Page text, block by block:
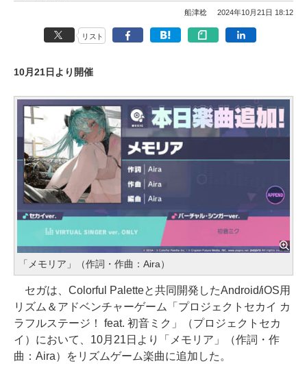
船津稔 2024年10月21日 18:12
リスト
10月21日より開催
「メモリア」（作詞・作曲：Aira）
セガは、Colorful Paletteと共同開発したAndroid/iOS用
リズム＆アドベンチャーゲーム「プロジェクトセカイ カ
ラフルステージ！ feat. 初音ミク」（プロジェクトセカ
イ）において、10月21日より「メモリア」（作詞・作
曲：Aira）をリズムゲーム楽曲に追加した。